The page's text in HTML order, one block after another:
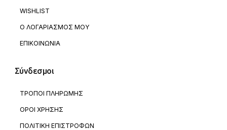
WISHLIST
Ο ΛΟΓΑΡΙΑΣΜΟΣ ΜΟΥ
ΕΠΙΚΟΙΝΩΝΙΑ
Σύνδεσμοι
ΤΡΟΠΟΙ ΠΛΗΡΩΜΗΣ
ΟΡΟΙ ΧΡΗΣΗΣ
ΠΟΛΙΤΙΚΗ ΕΠΙΣΤΡΟΦΩΝ